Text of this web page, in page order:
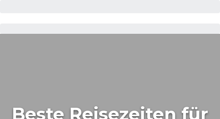
Beste Reisezeiten für